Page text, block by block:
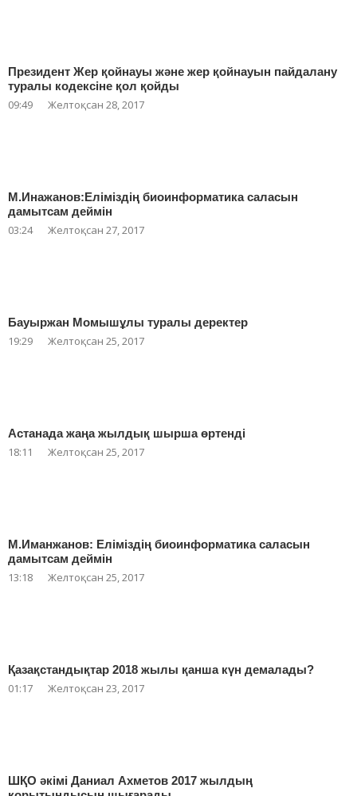
Президент Жер қойнауы және жер қойнауын пайдалану
туралы кодексіне қол қойды
09:49 Желтоқсан 28, 2017
М.Инажанов:Еліміздің биоинформатика саласын
дамытсам деймін
03:24 Желтоқсан 27, 2017
Бауыржан Момышұлы туралы деректер
19:29 Желтоқсан 25, 2017
Астанада жаңа жылдық шырша өртенді
18:11 Желтоқсан 25, 2017
М.Иманжанов: Еліміздің биоинформатика саласын
дамытсам деймін
13:18 Желтоқсан 25, 2017
Қазақстандықтар 2018 жылы қанша күн демалады?
01:17 Желтоқсан 23, 2017
ШҚО әкімі Даниал Ахметов 2017 жылдың